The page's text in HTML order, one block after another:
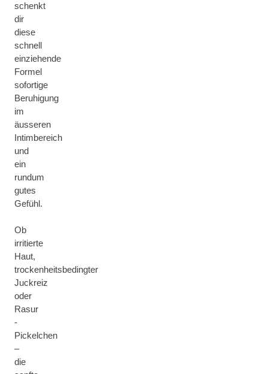
schenkt
dir
diese
schnell
einziehende
Formel
sofortige
Beruhigung
im
äusseren
Intimbereich
und
ein
rundum
gutes
Gefühl.
Ob
irritierte
Haut,
trockenheitsbedingter
Juckreiz
oder
Rasur
-
Pickelchen
–
die